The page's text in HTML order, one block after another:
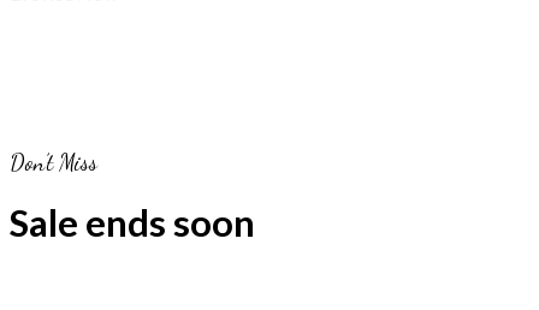
Don’t Miss
Sale ends soon